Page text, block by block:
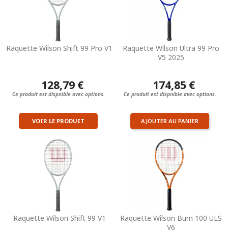
Raquette Wilson Shift 99 Pro V1
128,79 €
Ce produit est dispnible avec options.
VOIR LE PRODUIT
Raquette Wilson Ultra 99 Pro
V5 2025
174,85 €
Ce produit est dispnible avec options.
AJOUTER AU PANIER
Raquette Wilson Shift 99 V1
Raquette Wilson Burn 100 ULS
V6